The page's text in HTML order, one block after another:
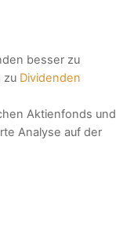
besser zu
zu Dividenden
Aktienfonds und
Analyse auf der